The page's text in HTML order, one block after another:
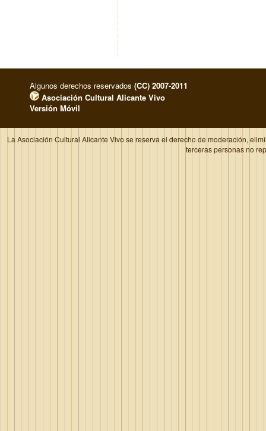
Algunos derechos reservados (CC) 2007-2011
Asociación Cultural Alicante Vivo
Versión Móvil
La Asociación Cultural Alicante Vivo se reserva el derecho de moderación,
terceras personas no